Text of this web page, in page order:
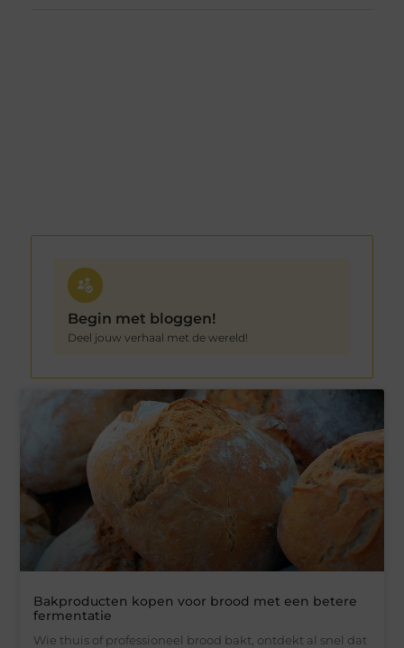
Bakproducten kopen voor brood met een betere
fermentatie
Wie thuis of professioneel brood bakt, ontdekt al snel dat
Begin met bloggen!
Deel jouw verhaal met de wereld!